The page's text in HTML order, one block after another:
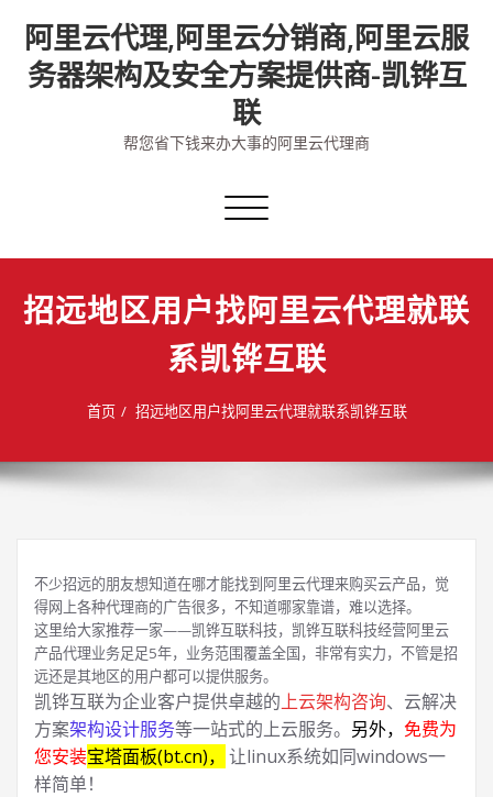
content
阿里云代理,阿里云分销商,阿里云服
务器架构及安全方案提供商-凯铧互
联
帮您省下钱来办大事的阿里云代理商
切
导
招远地区用户找阿里云代理就联
系凯铧互联
首页 招远地区用户找阿里云代理就联系凯铧互联
不少招远的朋友想知道在哪才能找到阿里云代理来购买云产品，觉
得网上各种代理商的广告很多，不知道哪家靠谱，难以选择。
这里给大家推荐一家——凯铧互联科技，凯铧互联科技经营阿里云
产品代理业务足足5年，业务范围覆盖全国，非常有实力，不管是招
远还是其地区的用户都可以提供服务。
凯铧互联为企业客户提供卓越的上云架构咨询、云解决
方案架构设计服务等一站式的上云服务。 另外， 免费为
您安装宝塔面板(bt.cn)， 让linux系统如同windows一
样简单！